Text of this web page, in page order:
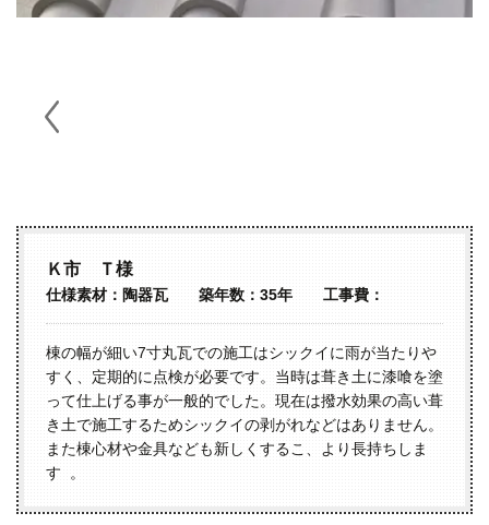
Ｋ市 Ｔ様
仕様素材：陶器瓦 築年数：35年 工事費：
棟の幅が細い7寸丸瓦での施工はシックイに雨が当たりや
すく、定期的に点検が必要です。当時は葺き土に漆喰を塗
って仕上げる事が一般的でした。現在は撥水効果の高い葺
き土で施工するためシックイの剥がれなどはありません。
また棟心材や金具なども新しくするこ、より長持ちしま
す 。